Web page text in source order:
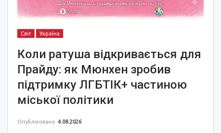
Світ Україна
Коли ратуша відкривається для
Прайду: як Мюнхен зробив
підтримку ЛГБТІК+ частиною
міської політики
Опубліковано 4.08.2026